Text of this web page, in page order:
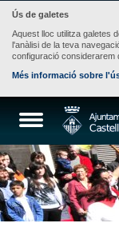
Ús de galetes
Aquest lloc utilitza galetes
l'anàlisi de la teva
configuració considerarem
Més informació sobre